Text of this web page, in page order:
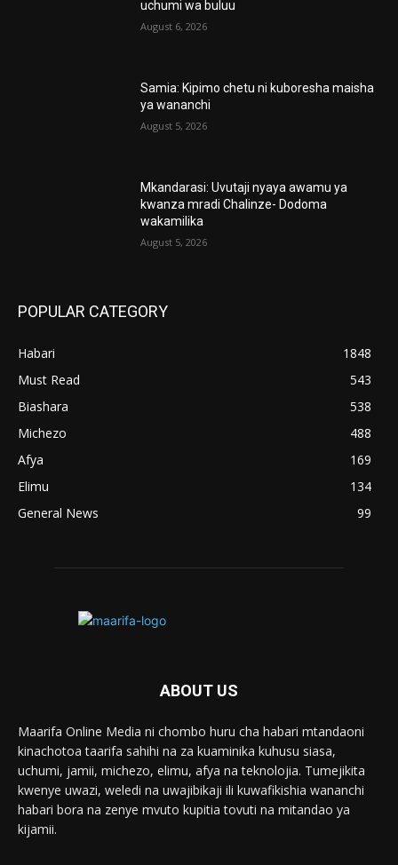
uchumi wa buluu
August 6, 2026
Samia: Kipimo chetu ni kuboresha maisha
ya wananchi
August 5, 2026
Mkandarasi: Uvutaji nyaya awamu ya
kwanza mradi Chalinze- Dodoma
wakamilika
August 5, 2026
POPULAR CATEGORY
Habari
1848
Must Read
543
Biashara
538
Michezo
488
Afya
169
Elimu
134
General News
99
ABOUT US
Maarifa Online Media ni chombo huru cha habari mtandaoni
kinachotoa taarifa sahihi na za kuaminika kuhusu siasa,
uchumi, jamii, michezo, elimu, afya na teknolojia. Tumejikita
kwenye uwazi, weledi na uwajibikaji ili kuwafikishia wananchi
habari bora na zenye mvuto kupitia tovuti na mitandao ya
kijamii.